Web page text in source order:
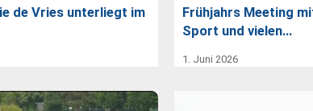
de Vries unterliegt im
Frühjahrs Meeting
Sport und vielen…
1. Juni 2026